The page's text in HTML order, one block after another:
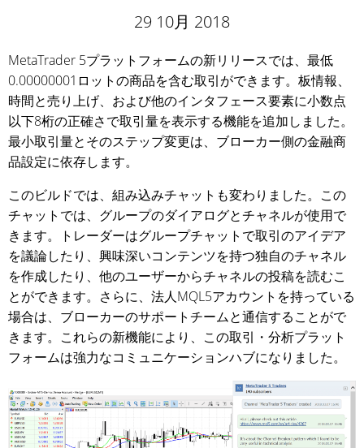
29 10月 2018
MetaTrader 5プラットフォームの新リリースでは、最低
0.00000001ロットの商品を含む取引ができます。板情報、
時間と売り上げ、および他のインタフェース要素に小数点
以下8桁の正確さで取引量を表示する機能を追加しました。
最小取引量とそのステップ変更は、ブローカー側の金融商
品設定に依存します。
このビルドでは、組み込みチャットも変わりました。この
チャットでは、グループのダイアログとチャネルが使用で
きます。トレーダーはグループチャットで取引のアイデア
を議論したり、興味深いコンテンツを持つ独自のチャネル
を作成したり、他のユーザーからチャネルの投稿を読むこ
とができます。さらに、法人MQL5アカウントを持っている
場合は、ブローカーのサポートチームと通信することがで
きます。これらの新機能により、この取引・分析プラット
フォームは強力なコミュニケーションハブになりました。